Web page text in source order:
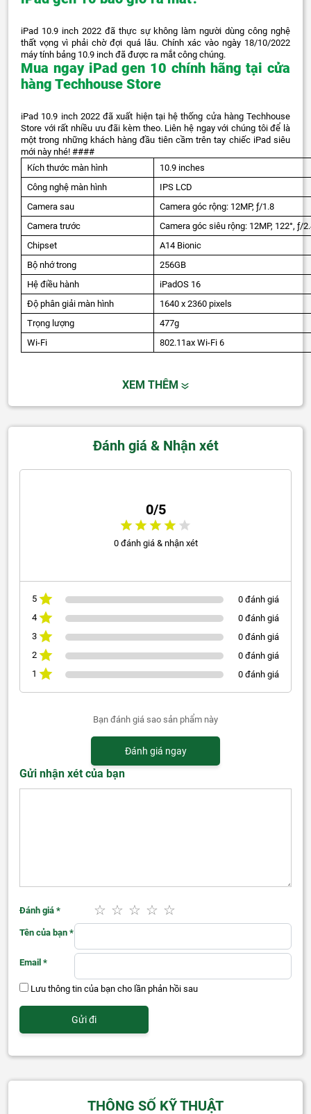
iPad 10.9 inch 2022 đã thực sự không làm người dùng công nghệ
thất vọng vì phải chờ đợi quá lâu. Chính xác vào ngày 18/10/2022
máy tính bảng 10.9 inch đã được ra mắt công chúng.
Mua ngay iPad gen 10 chính hãng tại cửa
hàng Techhouse Store
iPad 10.9 inch 2022 đã xuất hiện tại hệ thống cửa hàng Techhouse
Store với rất nhiều ưu đãi kèm theo. Liên hệ ngay với chúng tôi để là
một trong những khách hàng đầu tiên cầm trên tay chiếc iPad siêu
mới này nhé! ####
Kích thước màn hình
10.9 inches
Công nghệ màn hình
IPS LCD
Camera sau
Camera góc rộng: 12MP, ƒ/1.8
Camera trước
Camera góc siêu rộng: 12MP, 122°, ƒ/
Chipset
A14 Bionic
Bộ nhớ trong
256GB
Hệ điều hành
iPadOS 16
Độ phân giải màn hình
1640 x 2360 pixels
Trọng lượng
477g
Wi-Fi
802.11ax Wi-Fi 6
XEM THÊM
Đánh giá & Nhận xét
0/5
0 đánh giá & nhận xét
5
0 đánh giá
4
0 đánh giá
3
0 đánh giá
2
0 đánh giá
1
0 đánh giá
Bạn đánh giá sao sản phẩm này
Đánh giá ngay
Gửi nhận xét của bạn
Đánh giá *
Tên của bạn *
Email *
Lưu thông tin của bạn cho lần phản hồi sau
THÔNG SỐ KỸ THUẬT